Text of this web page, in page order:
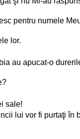
pentru numele
lor.
au apucat-o
sale!
lui vor fi purtaţi în